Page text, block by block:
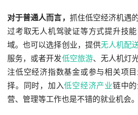
对于普通人而言， 抓住低空经济机遇
过考取无人机驾驶证等方式提升技
域。也可以选择创业，提供无人机配
服务，或者开发低空旅游、无人机灯
注低空经济指数基金或参与相关项
择。同时，加入低空经济产业链中
营、管理等工作也是不错的就业机会。